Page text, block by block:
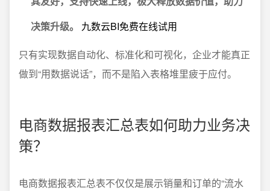
决策升级。
九数云BI免费在线试用
只有实现数据自动化、标准化和可视化，企业才能真正
做到“用数据说话”，而不是陷入表格堆里疲于应付。
电商数据报表汇总表如何助力业务决
策？
电商数据报表汇总表不仅仅是展示销量和订单的“流水